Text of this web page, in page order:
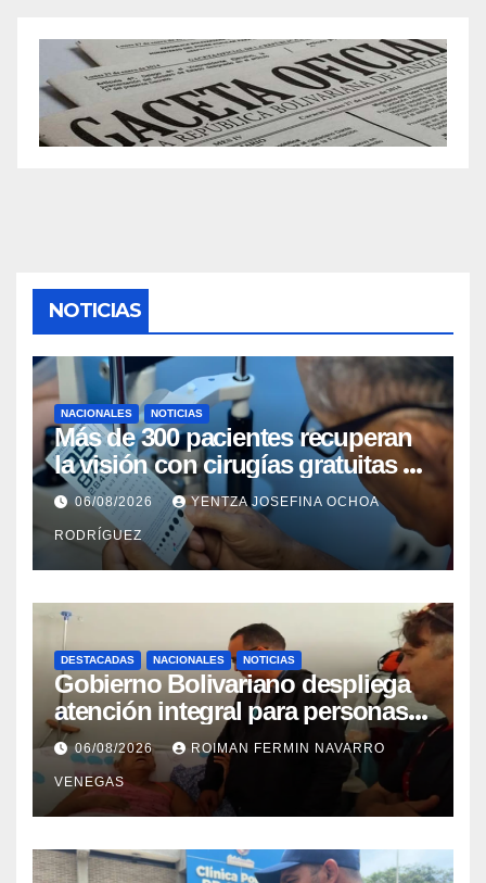
NOTICIAS
NACIONALES NOTICIAS
Más de 300 pacientes recuperan
la visión con cirugías gratuitas de
cataratas en Zulia
06/08/2026 YENTZA JOSEFINA OCHOA
RODRÍGUEZ
DESTACADAS NACIONALES NOTICIAS
Gobierno Bolivariano despliega
atención integral para personas
con discapacidad en
campamentos de La Guaira
06/08/2026 ROIMAN FERMIN NAVARRO
VENEGAS